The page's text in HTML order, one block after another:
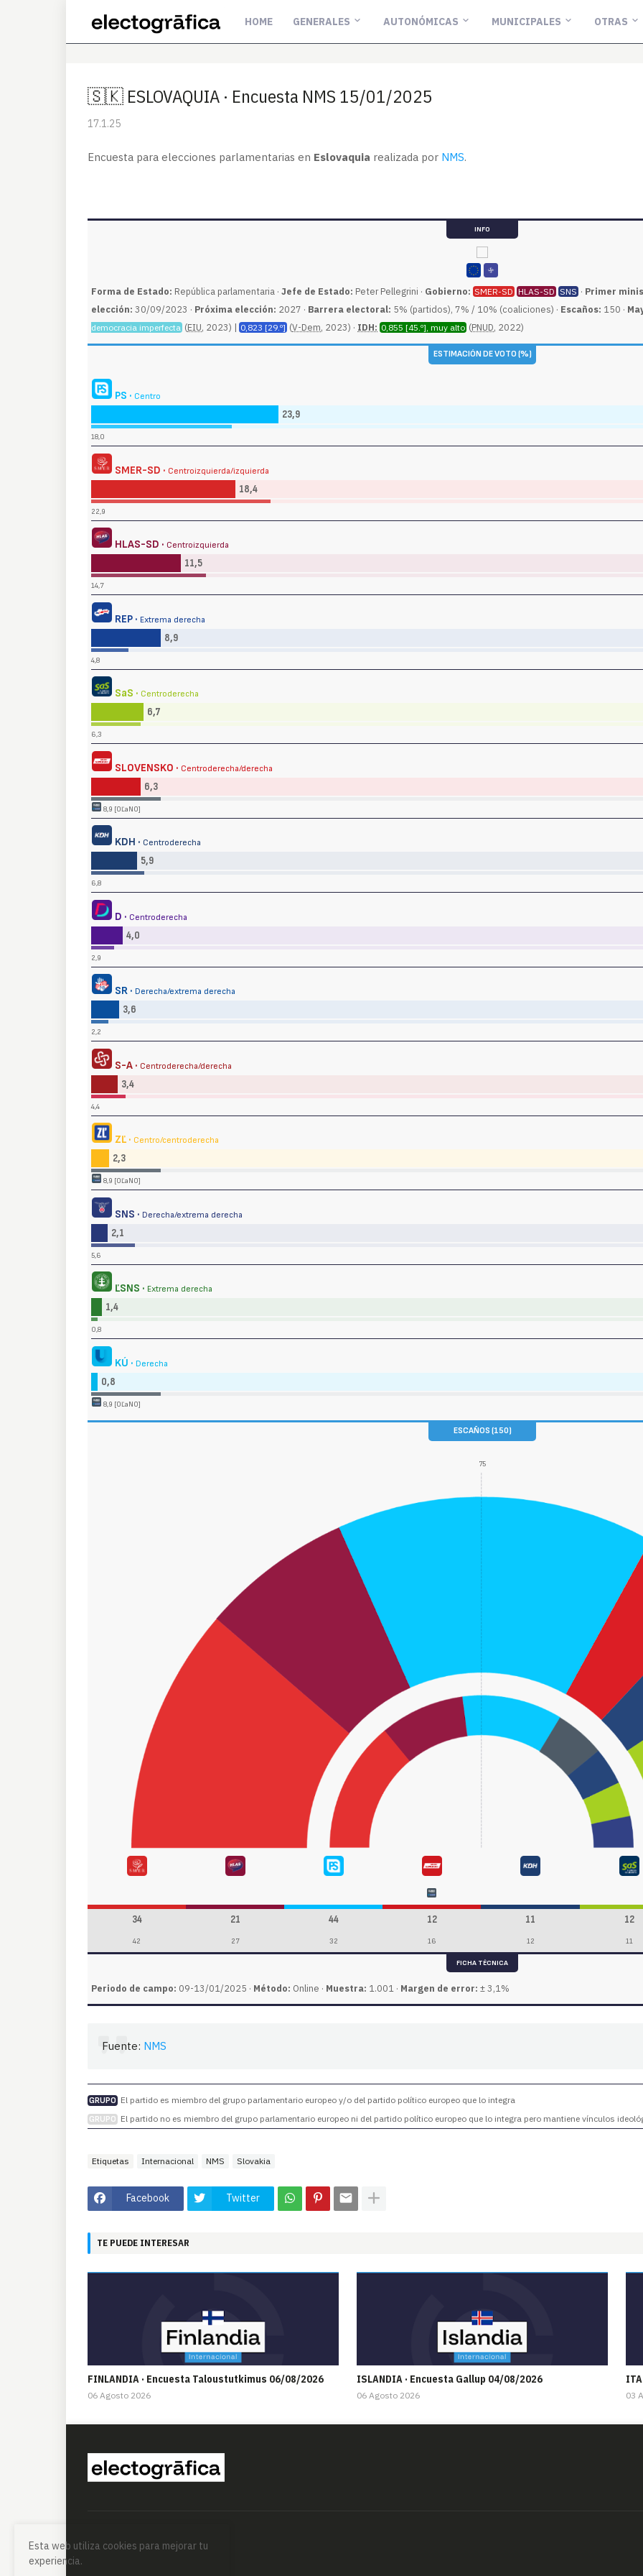
HOME GENERALES AUTONÓMICAS MUNICIPALES OTRAS
🇸🇰 ESLOVAQUIA · Encuesta NMS 15/01/2025
17.1.25
Encuesta para elecciones parlamentarias en Eslovaquia realizada por NMS.
INFO
Forma de Estado: República parlamentaria · Jefe de Estado: Peter Pellegrini · Gobierno: SMER-SD HLAS-SD SNS · Primer
elección: 30/09/2023 · Próxima elección: 2027 · Barrera electoral: 5% (partidos), 7% / 10% (coaliciones) · Escaños: 150 ·
democracia imperfecta (EIU, 2023) | 0,823 [29.º] (V-Dem, 2023) · IDH: 0,855 [45.º], muy alto (PNUD, 2022)
ESTIMACIÓN DE VOTO (%)
PS · Centro
23,9
18,0
SMER-SD · Centroizquierda/izquierda
18,4
22,9
HLAS-SD · Centroizquierda
11,5
14,7
REP · Extrema derecha
8,9
4,8
SaS · Centroderecha
6,7
6,3
SLOVENSKO · Centroderecha/derecha
6,3
8,9 [OĽaNO]
KDH · Centroderecha
5,9
6,8
D · Centroderecha
4,0
2,9
SR · Derecha/extrema derecha
3,6
2,2
S-A · Centroderecha/derecha
3,4
4,4
ZĽ · Centro/centroderecha
2,3
8,9 [OĽaNO]
SNS · Derecha/extrema derecha
2,1
5,6
ĽSNS · Extrema derecha
1,4
0,8
KÚ · Derecha
0,8
8,9 [OĽaNO]
ESCAÑOS (150)
75
34 21 44 12 11 12
42 27 32 16 12 11
FICHA TÉCNICA
Periodo de campo: 09-13/01/2025 · Método: Online · Muestra: 1.001 · Margen de error: ± 3,1%
Fuente: NMS
GRUPO El partido es miembro del grupo parlamentario europeo y/o del partido político europeo que lo integra
GRUPO El partido no es miembro del grupo parlamentario europeo ni del partido político europeo que lo integra pero mantiene vínculos
Etiquetas Internacional NMS Slovakia
Facebook Twitter
TE PUEDE INTERESAR
FINLANDIA · Encuesta Taloustutkimus 06/08/2026
06 Agosto 2026
ISLANDIA · Encuesta Gallup 04/08/2026
06 Agosto 2026 03
Esta web utiliza cookies para mejorar tu
experiencia.